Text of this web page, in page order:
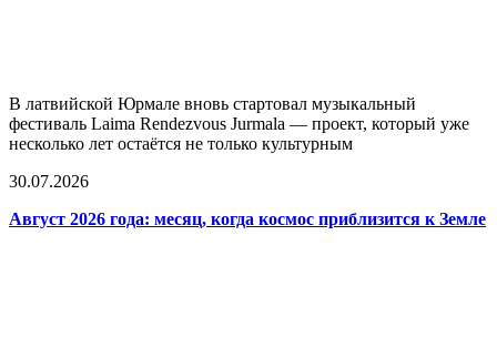
В латвийской Юрмале вновь стартовал музыкальный
фестиваль Laima Rendezvous Jurmala — проект, который уже
несколько лет остаётся не только культурным
30.07.2026
Август 2026 года: месяц, когда космос приблизится к Земле